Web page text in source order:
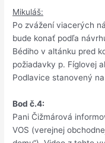
Mikuláš:
Po zvážení viacerých
bude konať podľa
Bédiho v altánku pred
požiadavky p. Fíglovej
Podlavice stanovený
Bod č.4:
Pani Čižmárová
VOS (verejnej